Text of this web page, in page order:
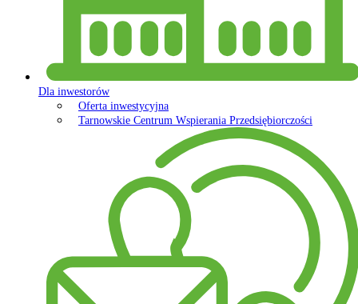
Dla inwestorów
Oferta inwestycyjna
Tarnowskie Centrum Wspierania Przedsiębiorczości